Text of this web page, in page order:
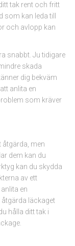
tak rent och fritt
kan leda till
och avlopp kan
snabbt. Ju tidigare
skada
dig bekväm
anlita en
som kräver
åtgärda, men
dem kan du
kan du skydda
av ett
en
läckaget
hålla ditt tak i